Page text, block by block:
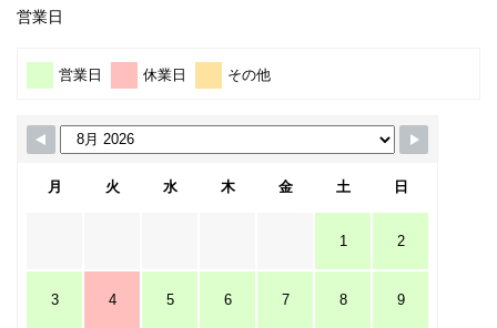
営業日
営業日 休業日 その他
月 火 水 木 金 土 日
1 2
3 4 5 6 7 8 9